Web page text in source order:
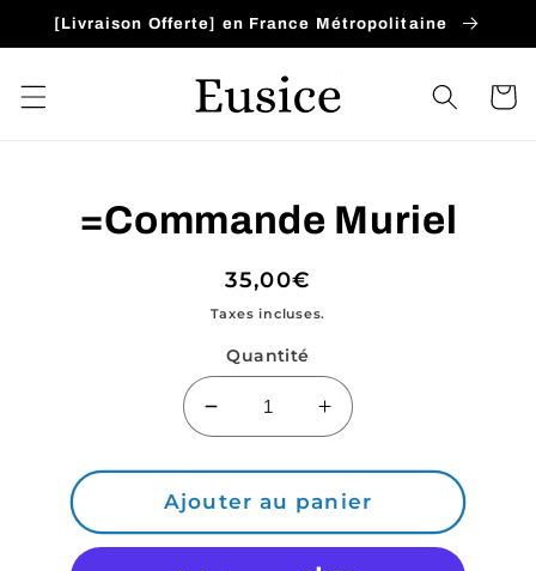
passer
au
[Livraison Offerte] en France Métropolitaine
Panier
Passer aux
informations
=Commande Muriel
Prix
habituel
35,00€
Taxes incluses.
Quantité
Réduire
la
quantité
de
=Commande
Muriel
Augmenter
la
quantité
de
=Commande
Muriel
Ajouter au panier